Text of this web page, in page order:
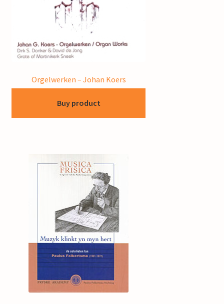
Orgelwerken – Johan Koers
Buy product